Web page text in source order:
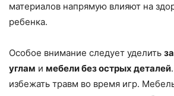
материалов напрямую влияют на
ребенка.
Особое внимание следует уделить
углам и мебели без острых деталей
избежать травм во время игр.